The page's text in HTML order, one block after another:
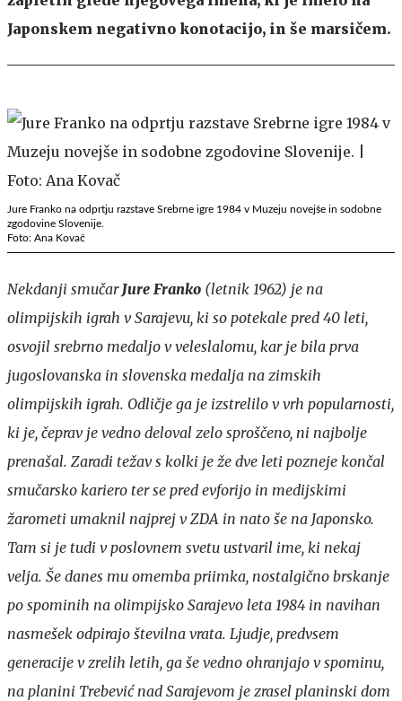
Japonskem negativno konotacijo, in še marsičem.
Jure Franko na odprtju razstave Srebrne igre 1984 v Muzeju novejše in sodobne
zgodovine Slovenije.
Foto: Ana Kovač
Nekdanji smučar Jure Franko (letnik 1962) je na
olimpijskih igrah v Sarajevu, ki so potekale pred 40 leti,
osvojil srebrno medaljo v veleslalomu, kar je bila prva
jugoslovanska in slovenska medalja na zimskih
olimpijskih igrah. Odličje ga je izstrelilo v vrh popularnosti,
ki je, čeprav je vedno deloval zelo sproščeno, ni najbolje
prenašal. Zaradi težav s kolki je že dve leti pozneje končal
smučarsko kariero ter se pred evforijo in medijskimi
žarometi umaknil najprej v ZDA in nato še na Japonsko.
Tam si je tudi v poslovnem svetu ustvaril ime, ki nekaj
velja. Še danes mu omemba priimka, nostalgično brskanje
po spominih na olimpijsko Sarajevo leta 1984 in navihan
nasmešek odpirajo številna vrata. Ljudje, predvsem
generacije v zrelih letih, ga še vedno ohranjajo v spominu,
na planini Trebević nad Sarajevom je zrasel planinski dom